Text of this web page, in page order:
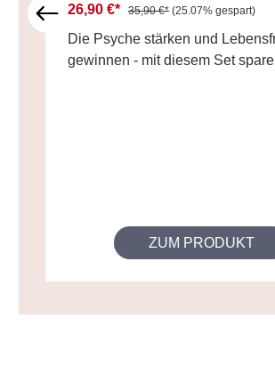
26,90 €*
35,90 €* (25.07% gespart)
Die Psyche stärken und
gewinnen - mit diesem Set
ZUM PRODUKT